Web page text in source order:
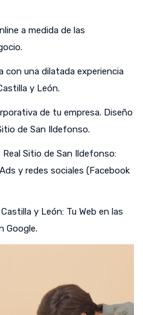
a medida de las
con una dilatada experiencia
y León.
de tu empresa. Diseño
de San Ildefonso.
Sitio de San Ildefonso:
y redes sociales (Facebook
y León: Tu Web en las
Google.